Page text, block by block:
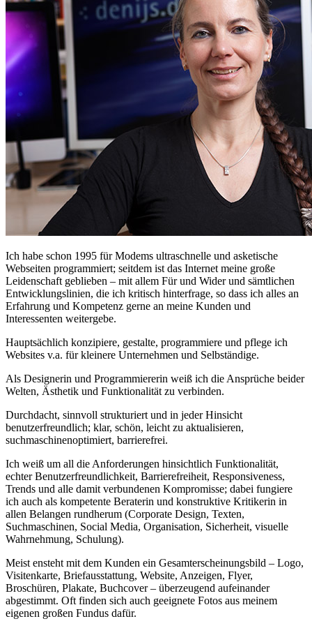
Ich habe schon 1995 für Modems ultraschnelle und asketische
Webseiten programmiert; seitdem ist das Internet meine große
Leidenschaft geblieben – mit allem Für und Wider und sämtlichen
Entwicklungslinien, die ich kritisch hinterfrage, so dass ich alles an
Erfahrung und Kompetenz gerne an meine Kunden und
Interessenten weitergebe.
Hauptsächlich konzipiere, gestalte, programmiere und pflege ich
Websites v.a. für kleinere Unternehmen und Selbständige.
Als Designerin und Programmiererin weiß ich die Ansprüche beider
Welten, Ästhetik und Funktionalität zu verbinden.
Durchdacht, sinnvoll strukturiert und in jeder Hinsicht
benutzerfreundlich; klar, schön, leicht zu aktualisieren,
suchmaschinenoptimiert, barrierefrei.
Ich weiß um all die Anforderungen hinsichtlich Funktionalität,
echter Benutzerfreundlichkeit, Barrierefreiheit, Responsiveness,
Trends und alle damit verbundenen Kompromisse; dabei fungiere
ich auch als kompetente Beraterin und konstruktive Kritikerin in
allen Belangen rundherum (Corporate Design, Texten,
Suchmaschinen, Social Media, Organisation, Sicherheit, visuelle
Wahrnehmung, Schulung).
Meist ensteht mit dem Kunden ein Gesamterscheinungsbild – Logo,
Visitenkarte, Briefausstattung, Website, Anzeigen, Flyer,
Broschüren, Plakate, Buchcover – überzeugend aufeinander
abgestimmt. Oft finden sich auch geeignete Fotos aus meinem
eigenen großen Fundus dafür.